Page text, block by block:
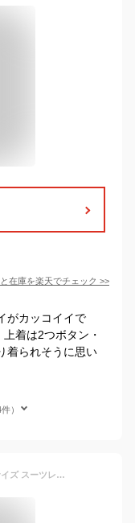
在庫を楽天でチェック >>
がカッコイイで
着は2つボタン・
着られそうに思い
）
【レンタル】男の子 スーツ E体 大きいサイズ スーツレンタル 150cm 160cm 170cm もっとゆったりサイズ 太め 卒業式キッズフォーマル ジュニアサイズ